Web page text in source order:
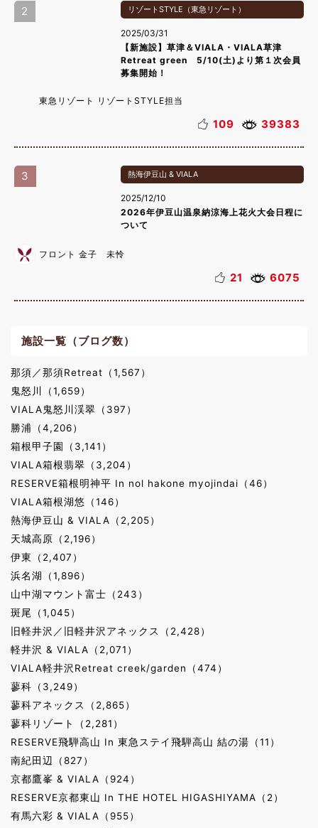
2 リゾートSTYLE（東急リゾート）
2025/03/31
【新施設】草津＆VIALA・VIALA草津
Retreat green 5/10(土)より第１次会員
募集開始！
東急リゾート リゾートSTYLE担当
109 39383
3 熱海伊豆山 & VIALA
2025/12/10
2026年伊豆山温泉納涼海上花火大会日程に
ついて
フロント 金子 未怜
21 6075
施設一覧（ブログ数）
那須／那須Retreat（1,567）
鬼怒川（1,659）
VIALA鬼怒川渓翠（397）
勝浦（4,206）
箱根甲子園（3,141）
VIALA箱根翡翠（3,204）
RESERVE箱根明神平 In nol hakone myojindai（46）
VIALA箱根湖悠（146）
熱海伊豆山 & VIALA（2,205）
天城高原（2,196）
伊東（2,407）
浜名湖（1,896）
山中湖マウント富士（243）
斑尾（1,045）
旧軽井沢／旧軽井沢アネックス（2,428）
軽井沢 & VIALA（2,071）
VIALA軽井沢Retreat creek/garden（474）
蓼科（3,249）
蓼科アネックス（2,865）
蓼科リゾート（2,281）
RESERVE飛騨高山 In 東急ステイ飛騨高山 結の湯（11）
南紀田辺（827）
京都鷹峯 & VIALA（924）
RESERVE京都東山 In THE HOTEL HIGASHIYAMA（2）
有馬六彩 & VIALA（955）